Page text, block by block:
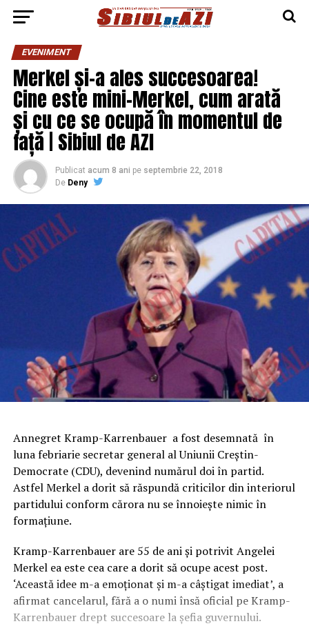
EVENIMENT
Merkel și-a ales succesoarea!
Cine este mini-Merkel, cum arată
și cu ce se ocupă în momentul de
față | Sibiul de AZI
Publicat acum 8 ani pe septembrie 22, 2018
De Deny
Annegret Kramp-Karrenbauer a fost desemnată în
luna febriarie secretar general al Uniunii Creştin-
Democrate (CDU), devenind numărul doi în partid.
Astfel Merkel a dorit să răspundă criticilor din interiorul
partidului conform cărora nu se înnoieşte nimic în
formaţiune.
Kramp-Karrenbauer are 55 de ani şi potrivit Angelei
Merkel ea este cea care a dorit să ocupe acest post.
‘Această idee m-a emoţionat şi m-a câştigat imediat’, a
afirmat cancelarul, fără a o numi însă oficial pe Kramp-
Karrenbauer drept succesoare la şefia guvernului.